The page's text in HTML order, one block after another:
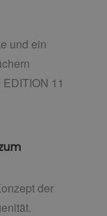
und ein
11
der